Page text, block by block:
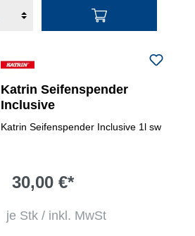
Katrin Seifenspender
Inclusive
Katrin Seifenspender Inclusive 1l sw
30,00 €*
je Stk / inkl. MwSt